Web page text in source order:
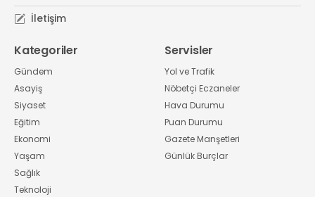
İletişim
Kategoriler
Gündem
Asayiş
Siyaset
Eğitim
Ekonomi
Yaşam
Sağlık
Teknoloji
Servisler
Yol ve Trafik
Nöbetçi Eczaneler
Hava Durumu
Puan Durumu
Gazete Manşetleri
Günlük Burçlar